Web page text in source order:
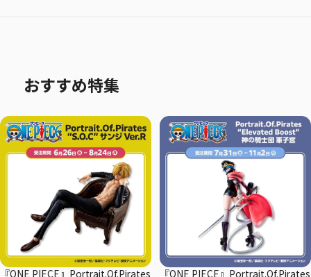
おすすめ特集
『ONE PIECE』Portrait.Of.Pirates
『ONE PIECE』Portrait.Of.Pirates